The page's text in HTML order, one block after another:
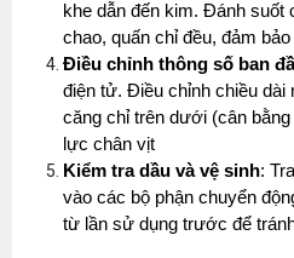
khe dẫn đến kim. Đánh suốt
chao, quấn chỉ đều, đảm
Điều chỉnh thông số ban
điện tử. Điều chỉnh chiều
căng chỉ trên dưới (cân
lực chân vịt
Kiểm tra dầu và vệ sinh:
vào các bộ phận chuyển
từ lần sử dụng trước để